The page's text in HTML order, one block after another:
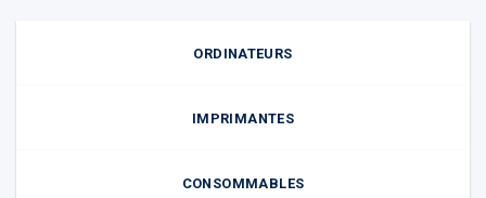
ORDINATEURS
IMPRIMANTES
CONSOMMABLES